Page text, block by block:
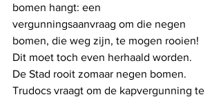
bomen hangt: een
vergunningsaanvraag om die negen
bomen, die weg zijn, te mogen rooien!
Dit moet toch even herhaald worden.
De Stad rooit zomaar negen bomen.
Trudocs vraagt om de kapvergunning te